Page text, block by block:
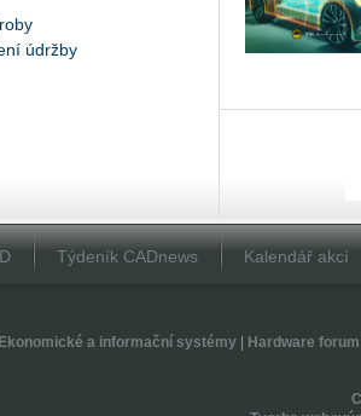
údržby
Týdeník CADnews Kalendář akcí
Ekonomické a informační systémy| Hardware forum